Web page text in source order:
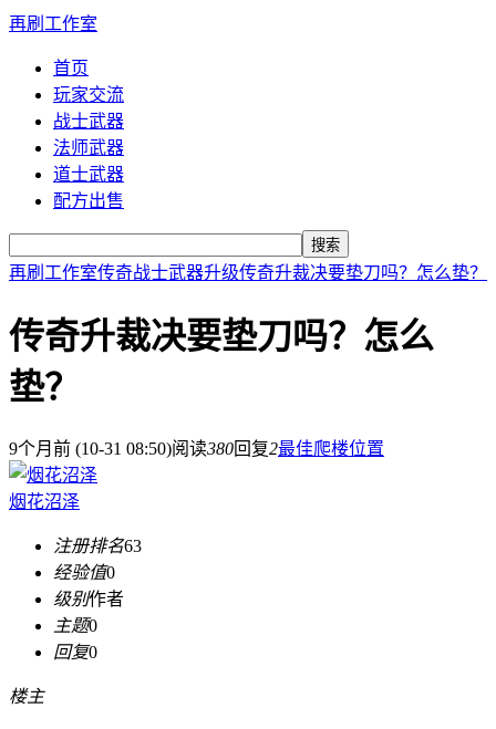
再刷工作室
首页
玩家交流
战士武器
法师武器
道士武器
配方出售
搜索
再刷工作室传奇战士武器升级传奇升裁决要垫刀吗？怎么垫？
传奇升裁决要垫刀吗？怎么
垫？
9个月前 (10-31 08:50)阅读380回复2最佳爬楼位置
烟花沼泽
注册排名63
经验值0
级别作者
主题0
回复0
楼主